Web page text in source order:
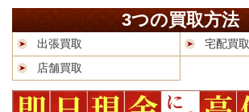
3つの買取方法
出張買取
宅配買取
店舗買取